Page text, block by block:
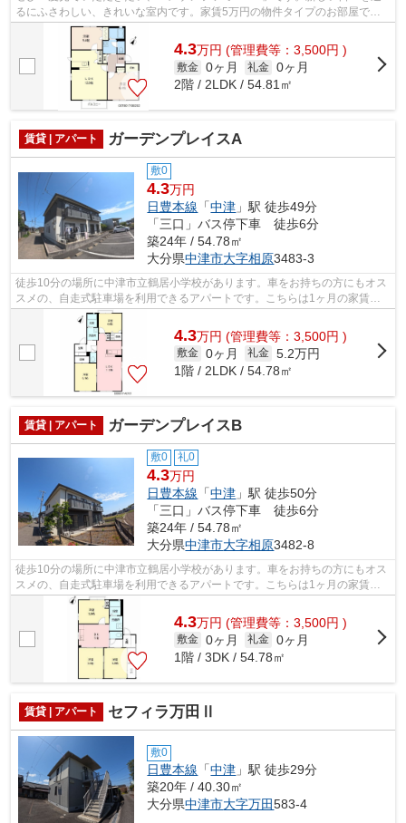
るにふさわしい、きれいな室内です。家賃5万円の物件タイプのお部屋で
す。アパートタイプのお部屋です。イエカ...
4.3万円 (管理費等：3,500円 )
敷金 0ヶ月 礼金 0ヶ月
2階 / 2LDK / 54.81㎡
賃貸 | アパート ガーデンプレイスA
敷0
4.3万円
日豊本線 「中津 」駅 徒歩49分
「三口」バス停下車 徒歩6分
築24年 / 54.78㎡
大分県中津市大字相原3483-3
徒歩10分の場所に中津市立鶴居小学校があります。車をお持ちの方にもオス
スメの、自走式駐車場を利用できるアパートです。こちらは1ヶ月の家賃が
5.2万円のお部屋です。こちらは車2台ま...
4.3万円 (管理費等：3,500円 )
敷金 0ヶ月 礼金 5.2万円
1階 / 2LDK / 54.78㎡
賃貸 | アパート ガーデンプレイスB
敷0 礼0
4.3万円
日豊本線 「中津 」駅 徒歩50分
「三口」バス停下車 徒歩6分
築24年 / 54.78㎡
大分県中津市大字相原3482-8
徒歩10分の場所に中津市立鶴居小学校があります。車をお持ちの方にもオス
スメの、自走式駐車場を利用できるアパートです。こちらは1ヶ月の家賃が
5.2万円のお部屋です。こちらは車2台ま...
4.3万円 (管理費等：3,500円 )
敷金 0ヶ月 礼金 0ヶ月
1階 / 3DK / 54.78㎡
賃貸 | アパート セフィラ万田Ⅱ
敷0
日豊本線 「中津 」駅 徒歩29分
築20年 / 40.30㎡
大分県中津市大字万田583-4